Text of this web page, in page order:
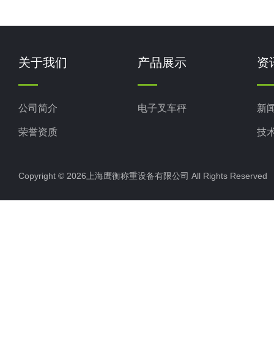
关于我们
公司简介
荣誉资质
产品展示
电子叉车秤
资
新
技
Copyright © 2026上海鹰衡称重设备有限公司 All Rights